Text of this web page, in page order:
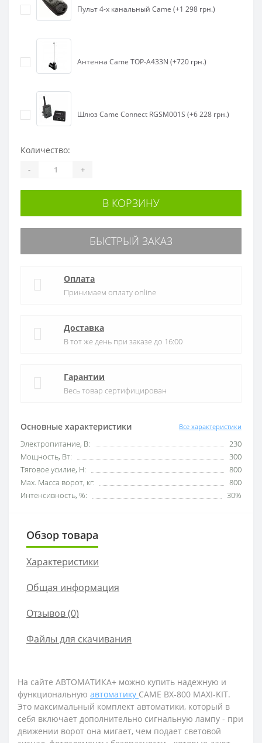
Основные характеристики Все характеристики
Электропитание, В:
230
Мощность, Вт:
300
Тяговое усилие, Н:
800
Мах. Масса ворот, кг:
800
Интенсивность, %:
30%
Пульт 4-х канальный Came (+1 298 грн.)
Антенна Came TOP-A433N (+720 грн.)
Шлюз Came Connect RGSM001S (+6 228 грн.)
Количество:
- +
В КОРЗИНУ
БЫСТРЫЙ ЗАКАЗ
Оплата
Принимаем оплату online
Доставка
В тот же день при заказе до 16:00
Гарантии
Весь товар сертифицирован
Обзор товара
Характеристики
Общая информация
Отзывов (0)
Файлы для скачивания
На сайте АВТОМАТИКА+ можно купить надежную и
функциональную автоматику CAME BX-800 MAXI-KIT.
Это максимальный комплект автоматики, который в
себя включает дополнительно сигнальную лампу - при
движении ворот она мигает, чем подает световой